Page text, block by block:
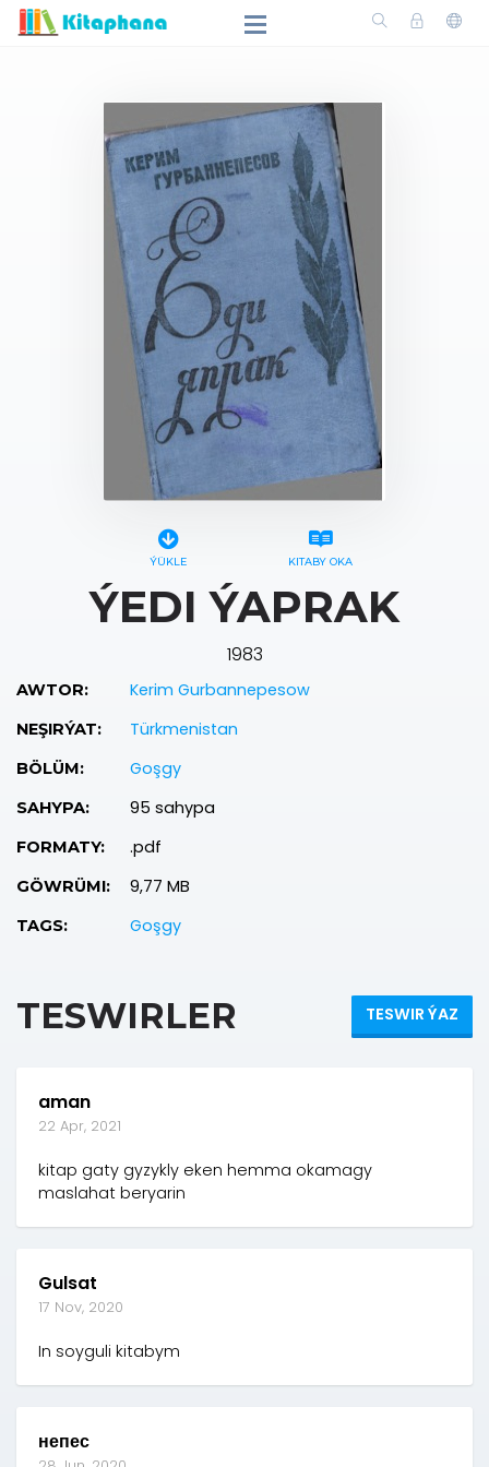
ÝÜKLE KITABY OKA
ÝEDI ÝAPRAK
1983
AWTOR: Kerim Gurbannepesow
NEŞIRÝAT: Türkmenistan
BÖLÜM: Goşgy
SAHYPA: 95 sahypa
FORMATY: .pdf
GÖWRÜMI: 9,77 MB
TAGS: Goşgy
TESWIRLER TESWIR ÝAZ
aman
22 Apr, 2021
kitap gaty gyzykly eken hemma okamagy
maslahat beryarin
Gulsat
17 Nov, 2020
In soyguli kitabym
непес